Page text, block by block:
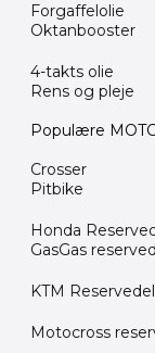
Forgaffelolie
Oktanbooster
4-takts olie
Rens og pleje
Populære
Crosser
Pitbike
Honda
GasGas
KTM
Motocross